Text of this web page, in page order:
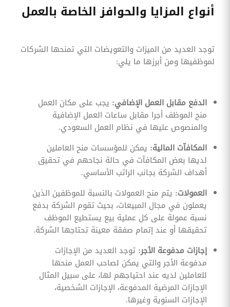
أنواع المزايا والحوافز الخاصة بالعمل
توجد العديد من الميزات والتعويضات التي تمنحها الشركات
لموظفيها ومن أبرزها ما يلي:
الدفع مقابل العمل الإضافي: يجب على مكان العمل
منح الموظف أجرا مقابل ساعات العمل الإضافية
والمنصوص عليها في نظام العمل السعودي.
المكافآت المالية: يمكن للمؤسسات منح العاملين
لديها بعض المكافآت في حالة نجاحهم في تحقيق
أهداف الشركة بجانب الراتب الأساسي.
العمولات: يتم منح العمولات بالنسبة للموظفين الذين
يعملون في مجال المبيعات، بحيث تقوم الشركة بدفع
نسبة عمولة على كل عملية بيع يستطيع الموظف
تحقيقها أو عند إتمام صفقة معينة تحتاجها الشركة.
إجازات مدفوعة الأجر: توجد العديد من الإجازات
مدفوعة الأجر والتي يمكن لصاحب العمل منحها
للعاملين لديه عند احتياجهم لها، على سبيل المثال
الإجازات المرضية المدفوعة، الإجازات الشخصية،
الإجازات السنوية وغيرها.